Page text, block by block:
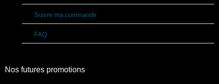
Suivre ma commande
FAQ
Nos futures promotions